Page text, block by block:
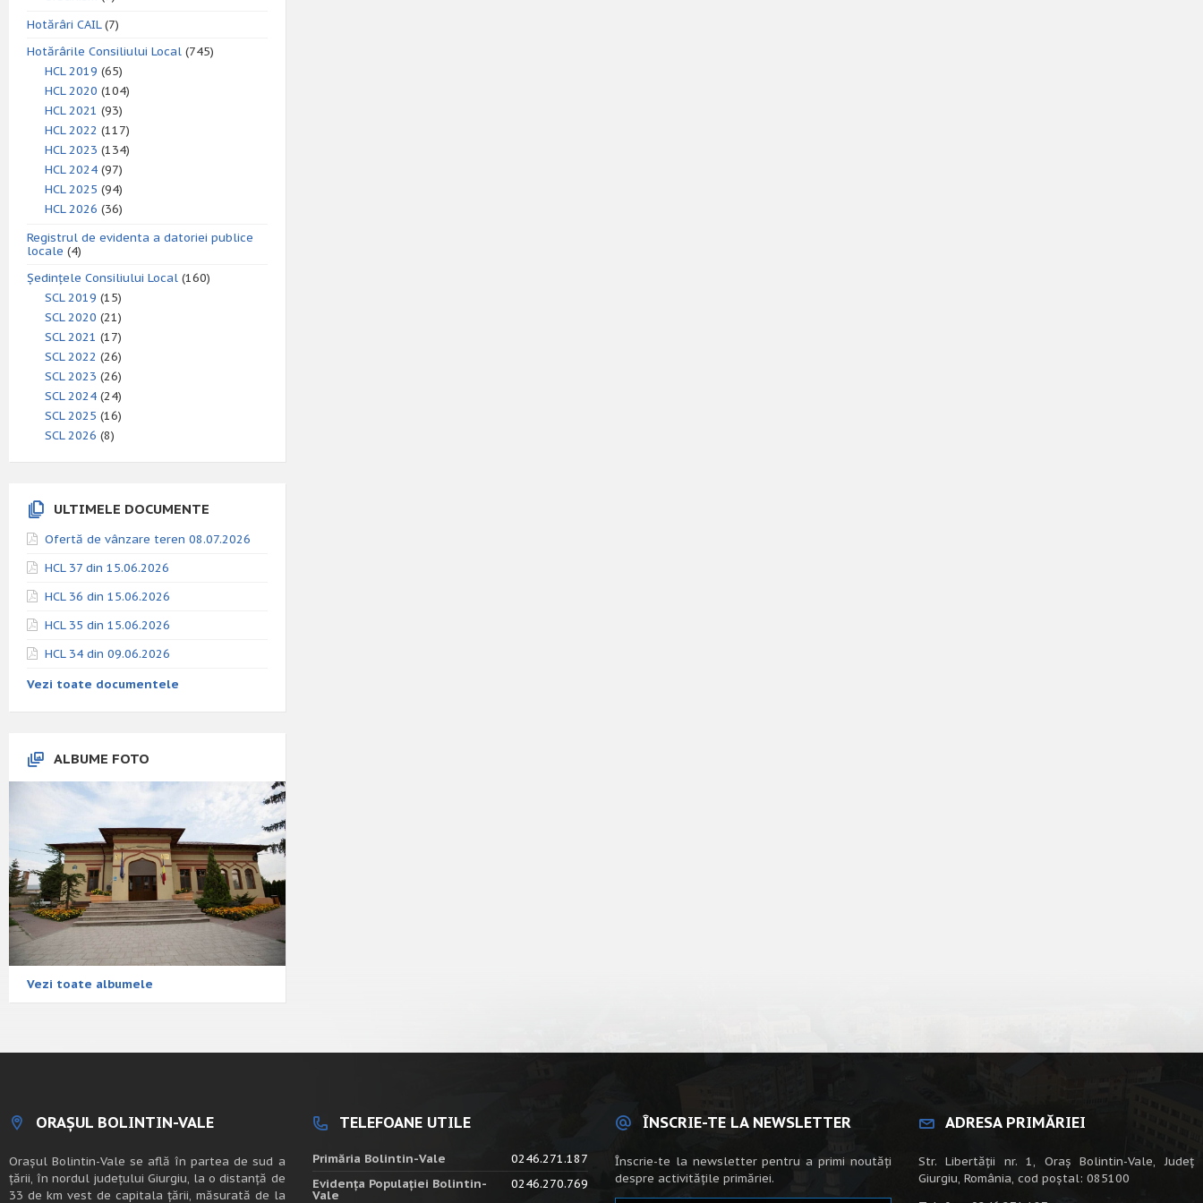
Hotărâri CAIL(7)
Hotărârile Consiliului Local (745)
HCL 2019 (65)
HCL 2020 (104)
HCL 2021 (93)
HCL 2022 (117)
HCL 2023 (134)
HCL 2024 (97)
HCL 2025 (94)
HCL 2026 (36)
Registrul de evidenta a datoriei publice
locale (4)
Ședințele Consiliului Local (160)
SCL 2019 (15)
SCL 2020 (21)
SCL 2021 (17)
SCL 2022 (26)
SCL 2023 (26)
SCL 2024 (24)
SCL 2025 (16)
SCL 2026 (8)
ULTIMELE DOCUMENTE
Ofertă de vânzare teren 08.07.2026
HCL 37 din 15.06.2026
HCL 36 din 15.06.2026
HCL 35 din 15.06.2026
HCL 34 din 09.06.2026
Vezi toate documentele
ALBUME FOTO
Vezi toate albumele
ORAȘUL BOLINTIN-VALE
Oraşul Bolintin-Vale se află în partea de sud a
ţării, în nordul judeţului Giurgiu, la o distanţă de
33 de km vest de capitala țării, măsurată de la
TELEFOANE UTILE
Primăria Bolintin-Vale
0246.271.187
Evidența Populației Bolintin-
Vale
0246.270.769
ÎNSCRIE-TE LA NEWSLETTER
Înscrie-te la newsletter pentru a primi noutăți
despre activitățile primăriei.
ADRESA PRIMĂRIEI
Str. Libertății nr. 1, Oraș Bolintin-Vale, Județ
Giurgiu, România, cod poștal: 085100